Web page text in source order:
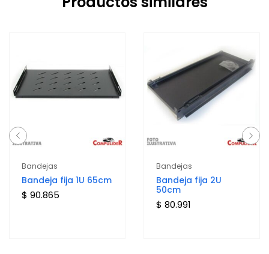
Bandejas
Bandeja fija 1U 65cm
$ 90.865
Bandejas
Bandeja fija 2U
50cm
$ 80.991